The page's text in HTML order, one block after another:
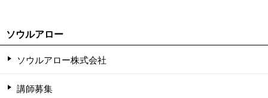
ソウルアロー
ソウルアロー株式会社
講師募集